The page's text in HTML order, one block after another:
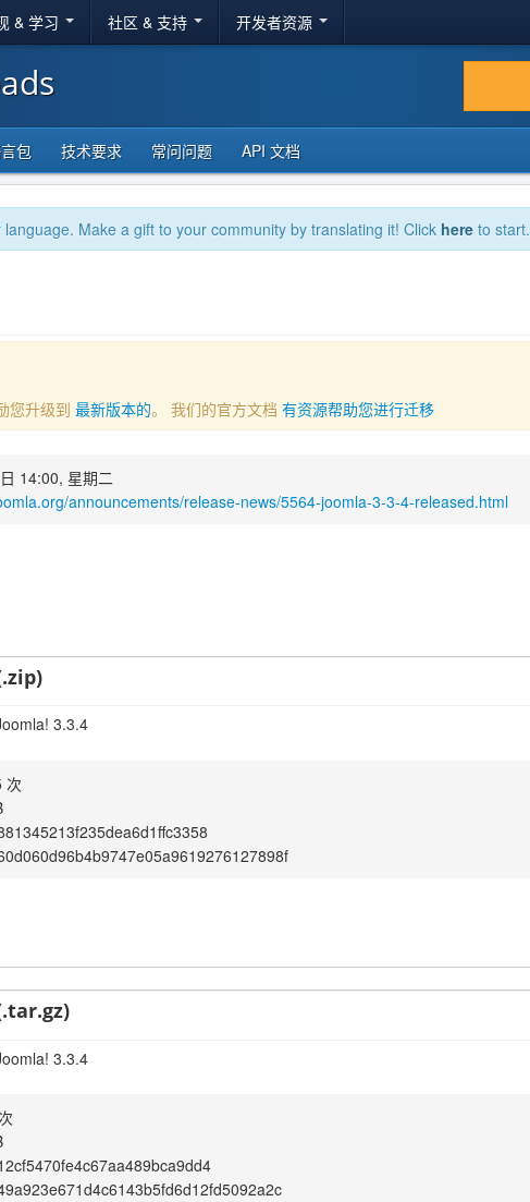
& 学习 社区 & 支持 开发者资源
包 技术要求 常问问题 API 文档
Make a gift to your community by translating it! Click here to start.
您升级到 最新版本的。 我们的官方文档 有资源帮助您进行迁移
14:00, 星期二
announcements/release-news/5564-joomla-3-3-4-released.html
3.3.4
次
3.3.4